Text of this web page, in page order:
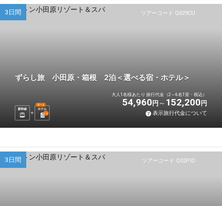
ツアーコード Q029CU
3日間
ずらし旅 小田原・箱根 2泊＜選べる宿・ホテル＞
新幹線 ホテル
選べる
2泊
大人1名様あたり 旅行代金（2～6名1室・税込）
54,960 円 152,200 円
表示旅行代金について
ツアーコード Q02PID
3日間